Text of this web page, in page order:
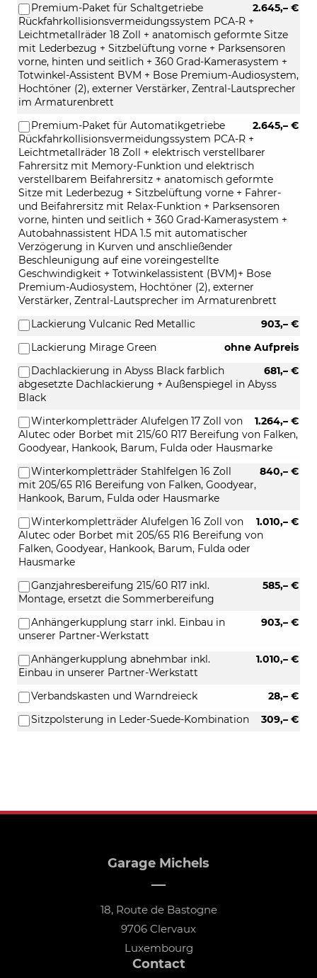
2.645,– €
Premium-Paket für Schaltgetriebe
Rückfahrkollisionsvermeidungssystem PCA-R +
Leichtmetallräder 18 Zoll + anatomisch geformte Sitze
mit Lederbezug + Sitzbelüftung vorne + Parksensoren
vorne, hinten und seitlich + 360 Grad-Kamerasystem +
Totwinkel-Assistent BVM + Bose Premium-Audiosystem,
Hochtöner (2), externer Verstärker, Zentral-Lautsprecher
im Armaturenbrett
2.645,– €
Premium-Paket für Automatikgetriebe
Rückfahrkollisionsvermeidungssystem PCA-R +
Leichtmetallräder 18 Zoll + elektrisch verstellbarer
Fahrersitz mit Memory-Funktion und elektrisch
verstellbarem Beifahrersitz + anatomisch geformte
Sitze mit Lederbezug + Sitzbelüftung vorne + Fahrer-
und Beifahrersitz mit Relax-Funktion + Parksensoren
vorne, hinten und seitlich + 360 Grad-Kamerasystem +
Autobahnassistent HDA 1.5 mit automatischer
Verzögerung in Kurven und anschließender
Beschleunigung auf eine voreingestellte
Geschwindigkeit + Totwinkelassistent (BVM)+ Bose
Premium-Audiosystem, Hochtöner (2), externer
Verstärker, Zentral-Lautsprecher im Armaturenbrett
903,– €
Lackierung Vulcanic Red Metallic
ohne Aufpreis
Lackierung Mirage Green
681,– €
Dachlackierung in Abyss Black farblich
abgesetzte Dachlackierung + Außenspiegel in Abyss
Black
1.264,– €
Winterkompletträder Alufelgen 17 Zoll von
Alutec oder Borbet mit 215/60 R17 Bereifung von Falken,
Goodyear, Hankook, Barum, Fulda oder Hausmarke
840,– €
Winterkompletträder Stahlfelgen 16 Zoll
mit 205/65 R16 Bereifung von Falken, Goodyear,
Hankook, Barum, Fulda oder Hausmarke
1.010,– €
Winterkompletträder Alufelgen 16 Zoll von
Alutec oder Borbet mit 205/65 R16 Bereifung von
Falken, Goodyear, Hankook, Barum, Fulda oder
Hausmarke
585,– €
Ganzjahresbereifung 215/60 R17 inkl.
Montage, ersetzt die Sommerbereifung
903,– €
Anhängerkupplung starr inkl. Einbau in
unserer Partner-Werkstatt
1.010,– €
Anhängerkupplung abnehmbar inkl.
Einbau in unserer Partner-Werkstatt
28,– €
Verbandskasten und Warndreieck
309,– €
Sitzpolsterung in Leder-Suede-Kombination
Garage Michels
18, Route de Bastogne
9706 Clervaux
Luxembourg
Contact